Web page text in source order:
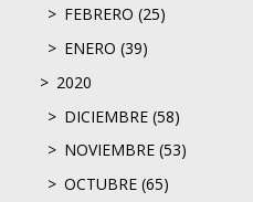
FEBRERO (25)
ENERO (39)
2020
DICIEMBRE (58)
NOVIEMBRE (53)
OCTUBRE (65)